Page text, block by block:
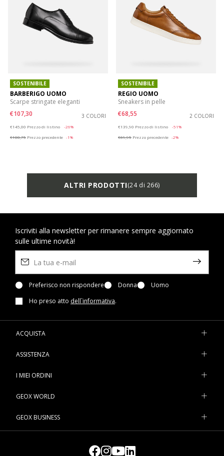
SOSTENIBILE
BARBERIGO UOMO
Scarpe stringate eleganti
€107,30
3 COLORI
€145,00 Prezzo di listino
-26%
€108,75 Prezzo precedente -1%
SOSTENIBILE
REGIO UOMO
Sneakers in pelle
€68,55
2 COLORI
€139,90 Prezzo di listino
-51%
€69,95 Prezzo precedente -2%
ALTRI PRODOTTI(24 di 266)
Iscriviti alla newsletter per rimanere sempre aggiornato
sulle ultime novità!
Preferisco non rispondere Donna
Uomo
Ho preso atto dell`informativa.
ACQUISTA
ASSISTENZA
I MIEI ORDINI
GEOX WORLD
GEOX BUSINESS